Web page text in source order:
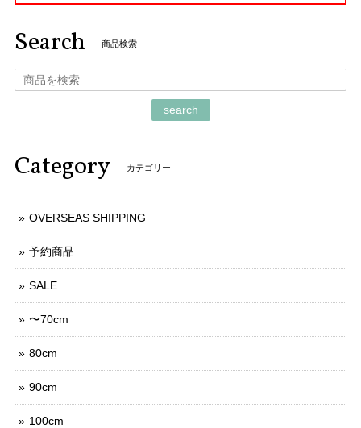
Search 商品検索
search
Category カテゴリー
OVERSEAS SHIPPING
予約商品
SALE
〜70cm
80cm
90cm
100cm